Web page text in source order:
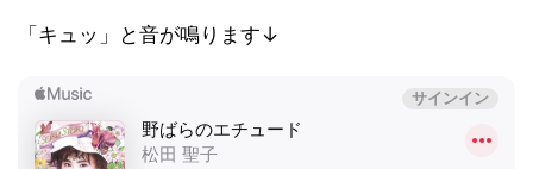
「キュッ」と音が鳴ります↓